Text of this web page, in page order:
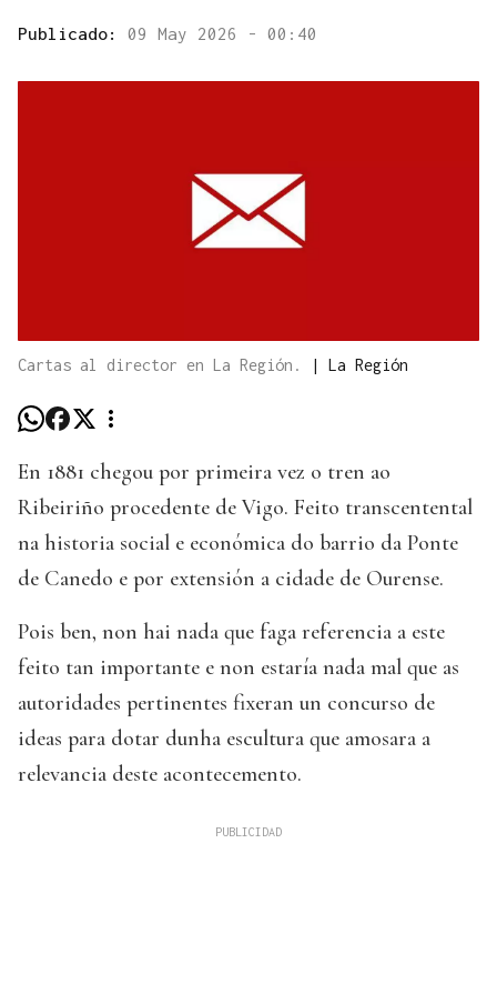
Publicado: 09 May 2026 - 00:40
Cartas al director en La Región. | La Región
En 1881 chegou por primeira vez o tren ao
Ribeiriño procedente de Vigo. Feito transcentental
na historia social e económica do barrio da Ponte
de Canedo e por extensión a cidade de Ourense.
Pois ben, non hai nada que faga referencia a este
feito tan importante e non estaría nada mal que as
autoridades pertinentes fixeran un concurso de
ideas para dotar dunha escultura que amosara a
relevancia deste acontecemento.